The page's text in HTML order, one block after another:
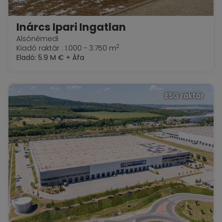
Inárcs Ipari Ingatlan
Alsónémedi
Kiadó raktár : 1.000 - 3.750 m2
Eladó: 5.9 M € + Áfa
ESG raktár